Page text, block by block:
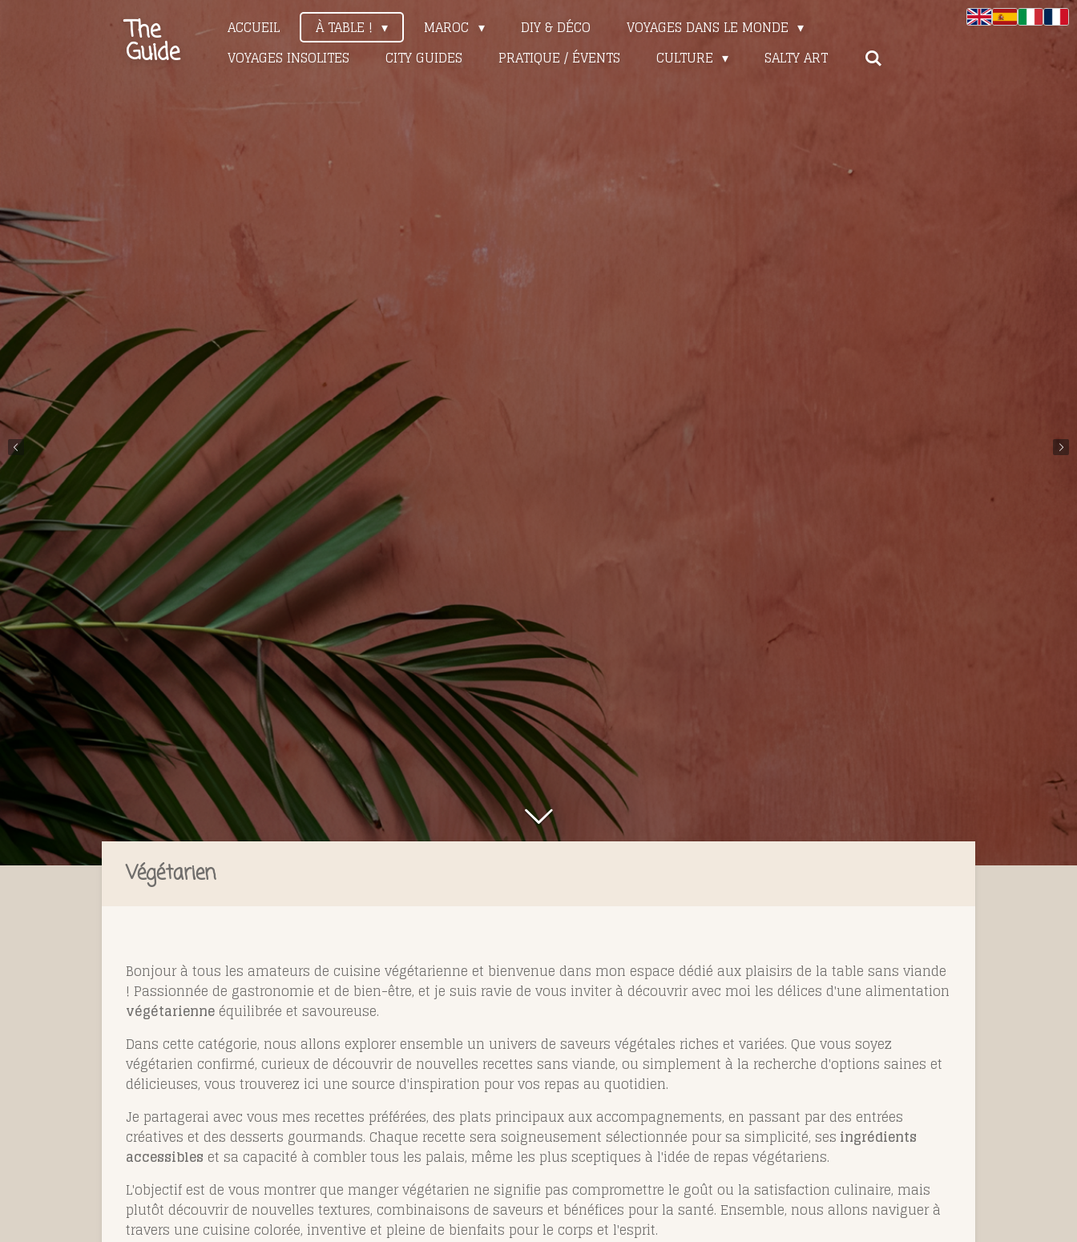
The
Guide
ACCUEIL À TABLE ! MAROC DIY & DÉCO
VOYAGES DANS LE MONDE
VOYAGES INSOLITES
CITY GUIDES PRATIQUE / ÉVENTS CULTURE SALTY ART
Végétarien
Bonjour à tous les amateurs de cuisine végétarienne et bienvenue dans mon espace dédié aux plaisirs de la table sans viande
! Passionnée de gastronomie et de bien-être, et je suis ravie de vous inviter à découvrir avec moi les délices d'une alimentation
végétarienne équilibrée et savoureuse.
Dans cette catégorie, nous allons explorer ensemble un univers de saveurs végétales riches et variées. Que vous soyez
végétarien confirmé, curieux de découvrir de nouvelles recettes sans viande, ou simplement à la recherche d'options saines et
délicieuses, vous trouverez ici une source d'inspiration pour vos repas au quotidien.
Je partagerai avec vous mes recettes préférées, des plats principaux aux accompagnements, en passant par des entrées
créatives et des desserts gourmands. Chaque recette sera soigneusement sélectionnée pour sa simplicité, ses ingrédients
accessibles et sa capacité à combler tous les palais, même les plus sceptiques à l'idée de repas végétariens.
L'objectif est de vous montrer que manger végétarien ne signifie pas compromettre le goût ou la satisfaction culinaire, mais
plutôt découvrir de nouvelles textures, combinaisons de saveurs et bénéfices pour la santé. Ensemble, nous allons naviguer à
travers une cuisine colorée, inventive et pleine de bienfaits pour le corps et l'esprit.